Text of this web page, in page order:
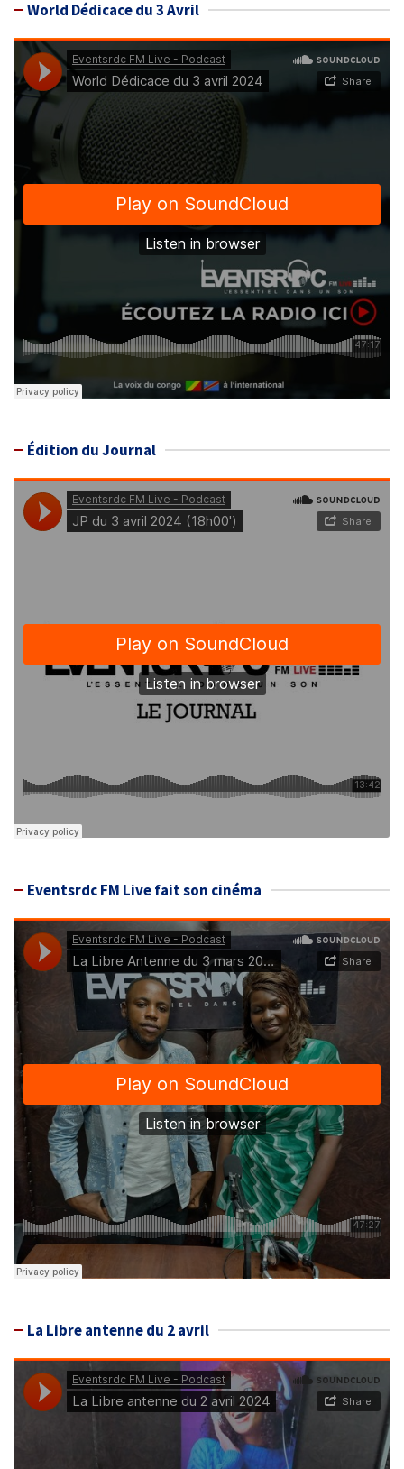
World Dédicace du 3 Avril
Édition du Journal
Eventsrdc FM Live fait son cinéma
La Libre antenne du 2 avril